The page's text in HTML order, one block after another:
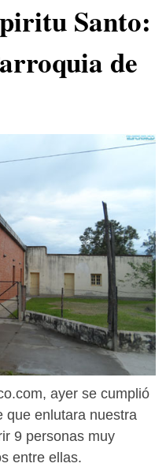
Santo:
de
ayer se cumplió
que enlutara nuestra
9 personas muy
entre ellas.